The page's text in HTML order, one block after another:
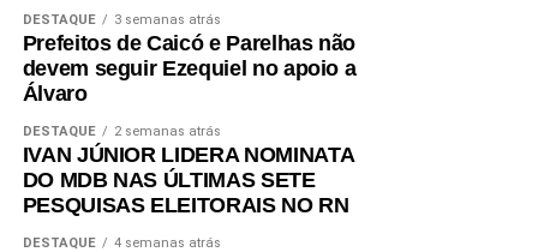
Ao agradecer a receptividade dos presentes, Gustavo
destacou a importância do diálogo permanente com a
sociedade.
“Nosso mandato tem mostrado que boas ideias, quando
acompanhadas de trabalho e compromisso, se
transformam em leis que mudam a vida das pessoas. É
ouvindo a população e prestando contas do que fazemos
que seguimos construindo soluções para um Rio Grande
DESTAQUE 3 semanas atrás
Prefeitos de Caicó e Parelhas não
devem seguir Ezequiel no apoio a
Álvaro
DESTAQUE 2 semanas atrás
IVAN JÚNIOR LIDERA NOMINATA
DO MDB NAS ÚLTIMAS SETE
PESQUISAS ELEITORAIS NO RN
DESTAQUE 4 semanas atrás